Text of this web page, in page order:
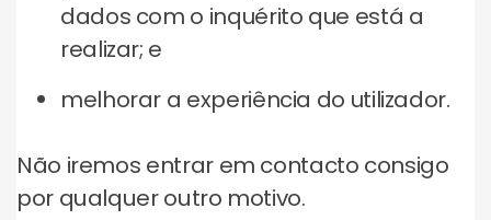
dados com o inquérito que está a
realizar; e
melhorar a experiência do utilizador.
Não iremos entrar em contacto consigo
por qualquer outro motivo.